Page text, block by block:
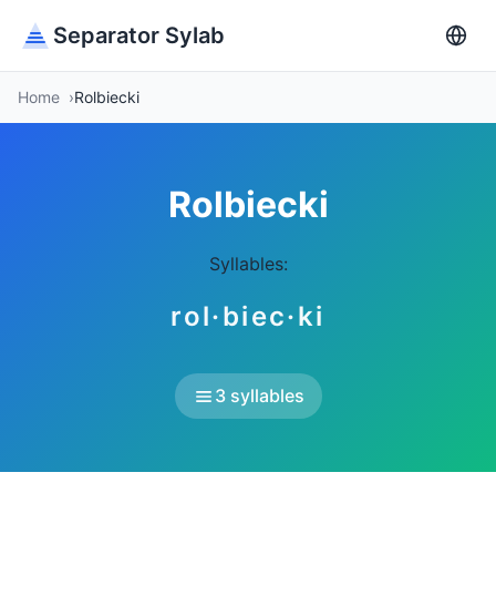
Separator Sylab
Home Rolbiecki
Rolbiecki
Syllables:
rol·biec·ki
3 syllables